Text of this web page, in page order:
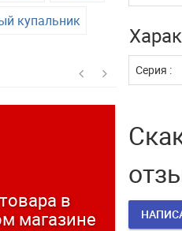
купальник
в
магазине
Серия :